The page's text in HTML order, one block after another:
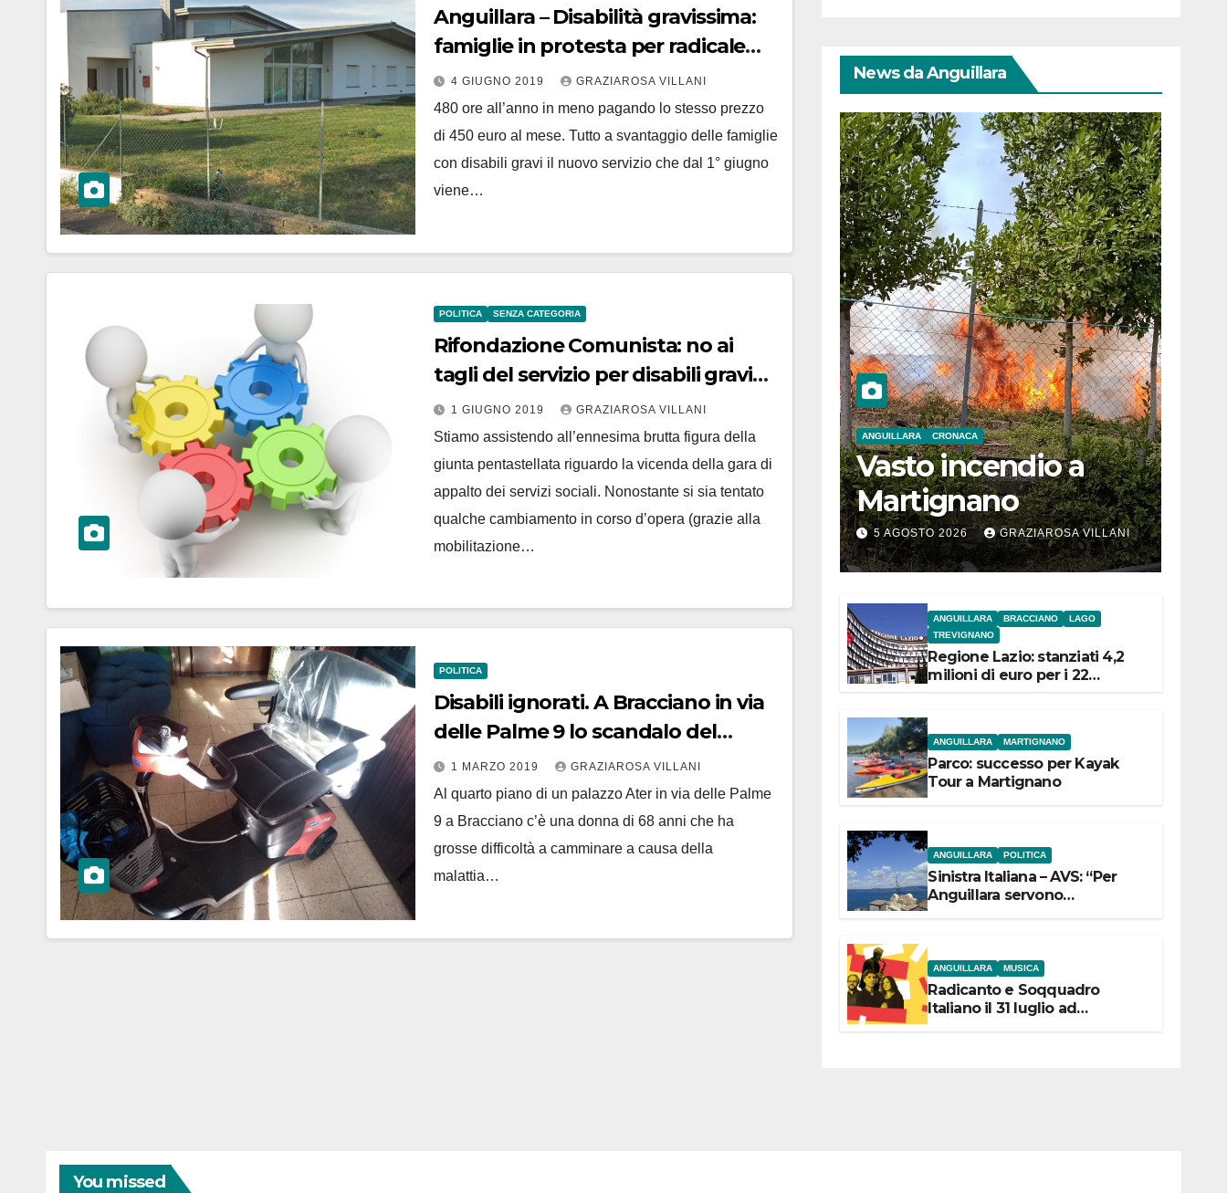
Anguillara – Disabilità gravissima:
famiglie in protesta per radicale
taglio ai servizi
4 GIUGNO 2019 GRAZIAROSA VILLANI
480 ore all’anno in meno pagando lo stesso prezzo
di 450 euro al mese. Tutto a svantaggio delle famiglie
con disabili gravi il nuovo servizio che dal 1° giugno
viene…
POLITICA SENZA CATEGORIA
Rifondazione Comunista: no ai
tagli del servizio per disabili gravi
ad Anguillara
1 GIUGNO 2019 GRAZIAROSA VILLANI
Stiamo assistendo all’ennesima brutta figura della
giunta pentastellata riguardo la vicenda della gara di
appalto dei servizi sociali. Nonostante si sia tentato
qualche cambiamento in corso d’opera (grazie alla
mobilitazione…
POLITICA
Disabili ignorati. A Bracciano in via
delle Palme 9 lo scandalo del
palazzo Ater
1 MARZO 2019 GRAZIAROSA VILLANI
Al quarto piano di un palazzo Ater in via delle Palme
9 a Bracciano c’è una donna di 68 anni che ha
grosse difficoltà a camminare a causa della
malattia…
News da Anguillara
ANGUILLARA CRONACA
Vasto incendio a
Martignano
5 AGOSTO 2026 GRAZIAROSA VILLANI
ANGUILLARA BRACCIANO
LAGO
TREVIGNANO
Regione Lazio: stanziati 4,2
milioni di euro per i 22
ANGUILLARA MARTIGNANO
Parco: successo per Kayak
Tour a Martignano
ANGUILLARA POLITICA
Sinistra Italiana – AVS: “Per
Anguillara servono
ANGUILLARA MUSICA
Radicanto e Soqquadro
Italiano il 31 luglio ad
You missed